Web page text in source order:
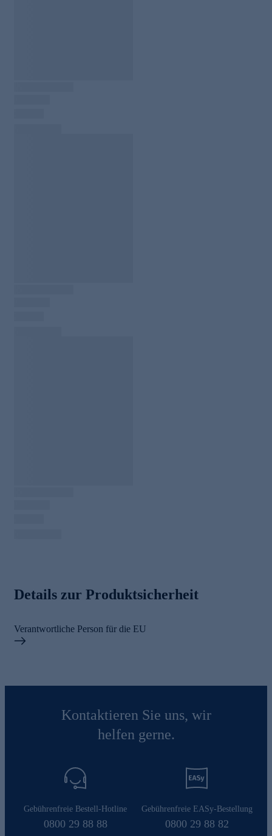
Details zur Produktsicherheit
Verantwortliche Person für die EU
Kontaktieren Sie uns, wir
helfen gerne.
Gebührenfreie Bestell-Hotline
0800 29 88 88
Gebührenfreie EASy-Bestellung
0800 29 88 82